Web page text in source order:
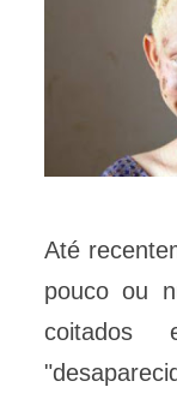
Até
pouco ou
coitados